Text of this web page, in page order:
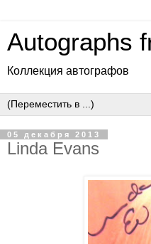
Autographs
Коллекция автографов
05 декабря 2013
Linda Evans